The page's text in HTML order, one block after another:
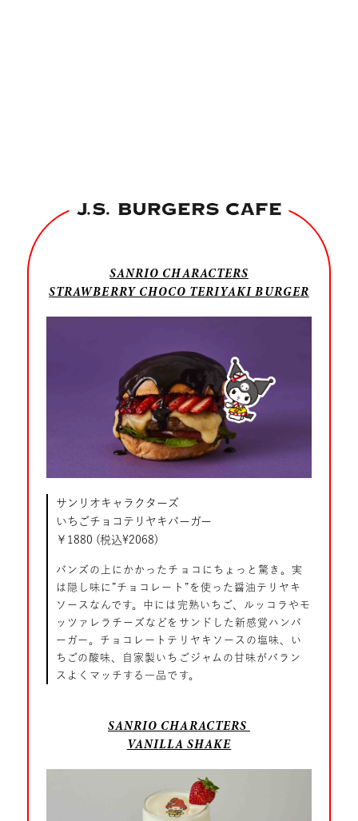
SANRIO CHARACTERS
STRAWBERRY CHOCO TERIYAKI BURGER
サンリオキャラクターズ
いちごチョコテリヤキバーガー
￥1880 (税込¥2068)
バンズの上にかかったチョコにちょっと驚き。実
は隠し味に”チョコレート”を使った醤油テリヤキ
ソースなんです。中には完熟いちご、ルッコラやモ
ッツァレラチーズなどをサンドした新感覚ハンバ
ーガー。チョコレートテリヤキソースの塩味、い
ちごの酸味、自家製いちごジャムの甘味がバラン
スよくマッチする一品です。
SANRIO CHARACTERS
VANILLA SHAKE